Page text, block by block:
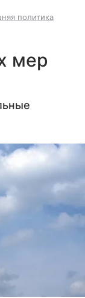
политика
мер